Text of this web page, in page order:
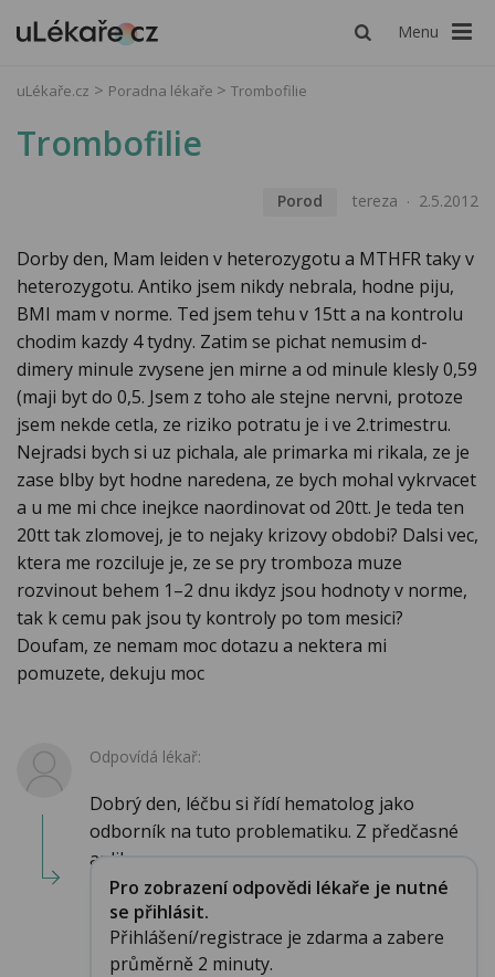
Menu
uLékaře.cz Poradna lékaře Trombofilie
Trombofilie
Porod tereza 2.5.2012
Dorby den, Mam leiden v heterozygotu a MTHFR taky v
heterozygotu. Antiko jsem nikdy nebrala, hodne piju,
BMI mam v norme. Ted jsem tehu v 15tt a na kontrolu
chodim kazdy 4 tydny. Zatim se pichat nemusim d-
dimery minule zvysene jen mirne a od minule klesly 0,59
(maji byt do 0,5. Jsem z toho ale stejne nervni, protoze
jsem nekde cetla, ze riziko potratu je i ve 2.trimestru.
Nejradsi bych si uz pichala, ale primarka mi rikala, ze je
zase blby byt hodne naredena, ze bych mohal vykrvacet
a u me mi chce inejkce naordinovat od 20tt. Je teda ten
20tt tak zlomovej, je to nejaky krizovy obdobi? Dalsi vec,
ktera me rozciluje je, ze se pry tromboza muze
rozvinout behem 1–2 dnu ikdyz jsou hodnoty v norme,
tak k cemu pak jsou ty kontroly po tom mesici?
Doufam, ze nemam moc dotazu a nektera mi
pomuzete, dekuju moc
Odpovídá lékař:
Dobrý den, léčbu si řídí hematolog jako
odborník na tuto problematiku. Z předčasné
aplikac...
Pro zobrazení odpovědi lékaře je nutné
se přihlásit.
Přihlášení/registrace je zdarma a zabere
průměrně 2 minuty.